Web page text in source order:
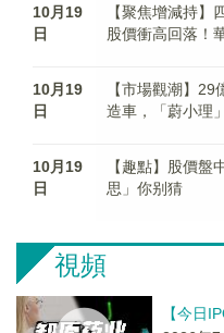
10月19
日
【聚焦增減持】
股價衝高回落！
10月19
日
【市場觀潮】
造車，「蔚小理
10月19
日
【趣點】股價
思」你别猜
視頻
【今日